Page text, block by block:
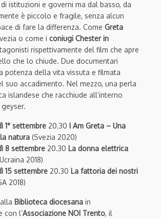
istituzioni e governi ma dal basso, da
è piccolo e fragile, senza alcun
di fare la differenza. Come Greta
o come i coniugi Chester in
rispettivamente del film che apre
che lo chiude. Due documentari
potenza della vita vissuta e filmata
suo accadimento. Nel mezzo, una perla
islandese che racchiude all’interno
1° settembre 20.30 I Am Greta – Una
natura (Svezia 2020)
8 settembre 20.30 La donna elettrica
2018)
15 settembre 20.30 La fattoria dei nostri
2018)
Biblioteca diocesana in
con l’Associazione NOI Trento, il